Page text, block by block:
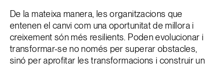
De la mateixa manera, les organitzacions que
entenen el canvi com una oportunitat de millora i
creixement són més resilients. Poden evolucionar i
transformar-se no només per superar obstacles,
sinó per aprofitar les transformacions i construir un